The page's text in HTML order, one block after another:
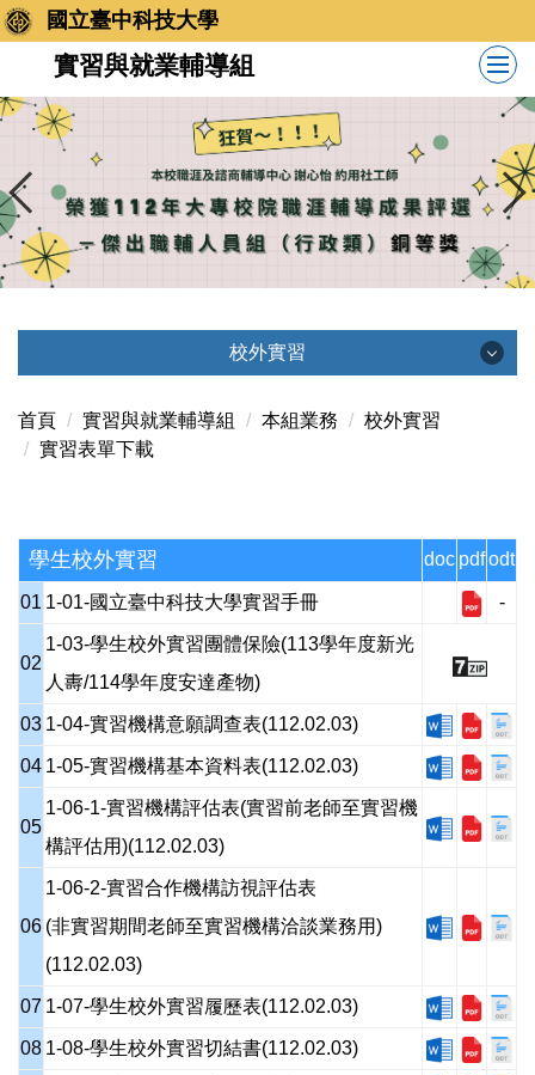
跳
到
要
區
國立臺中科技大學
實習與就業輔導組
校外實習
校外實習
實習相關法規
實習職缺公告
首頁 實習與就業輔導組 本組業務
校外實習
實習表單下載
學生校外實習 doc pdfodt
01 1-01-國立臺中科技大學實習手冊 -
02
1-03-學生校外實習團體保險(113學年度新光
人夀/114學年度安達產物)
03 1-04-實習機構意願調查表(112.02.03)
04 1-05-實習機構基本資料表(112.02.03)
05
1-06-1-實習機構評估表(實習前老師至實習機
構評估用)(112.02.03)
06
1-06-2-實習合作機構訪視評估表
(非實習期間老師至實習機構洽談業務用)
(112.02.03)
07 1-07-學生校外實習履歷表(112.02.03)
08 1-08-學生校外實習切結書(112.02.03)